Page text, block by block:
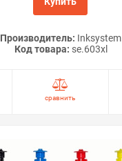
Производитель: Inksystem
Код товара: se.603xl
сравнить